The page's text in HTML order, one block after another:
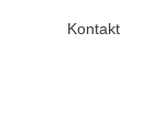
Kontakt